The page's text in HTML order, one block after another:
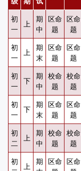
初
一
上
期
中
区命
题
区命
题
初
一
上
期
末
区命
题
区命
题
初
一
下
期
中
校命
题
校命
题
初
一
下
期
末
区命
题
区命
题
初
二
上
期
中
校命
题
校命
题
初
上
期 区命 区命